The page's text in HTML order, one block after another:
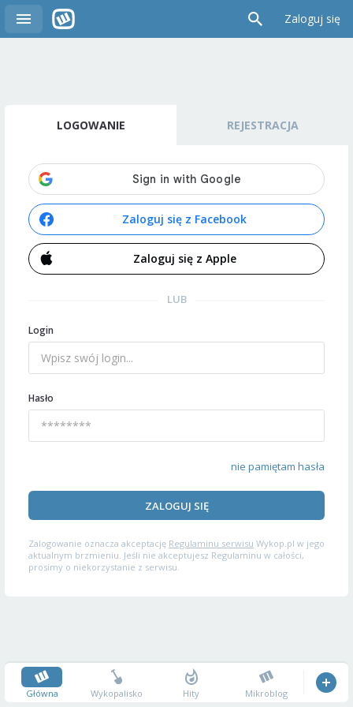
Zaloguj się
LOGOWANIE REJESTRACJA
Zaloguj się z Facebook
Zaloguj się z Apple
LUB
Login
Hasło
nie pamiętam hasła
ZALOGUJ SIĘ
Zalogowanie oznacza akceptację Regulaminu serwisu Wykop.pl w jego
aktualnym brzmieniu. Jeśli nie akceptujesz Regulaminu w całości,
prosimy o niekorzystanie z serwisu.
Główna Wykopalisko Hity Mikroblog